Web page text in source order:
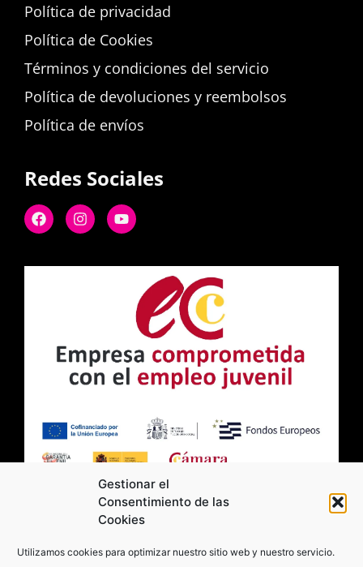
Gestionar el
Consentimiento de las
Cookies
Utilizamos cookies para optimizar nuestro sitio web y nuestro servicio.
Política de privacidad
Política de Cookies
Términos y condiciones del servicio
Política de devoluciones y reembolsos
Política de envíos
Redes Sociales
2026 Moviltick technologies. Todos los